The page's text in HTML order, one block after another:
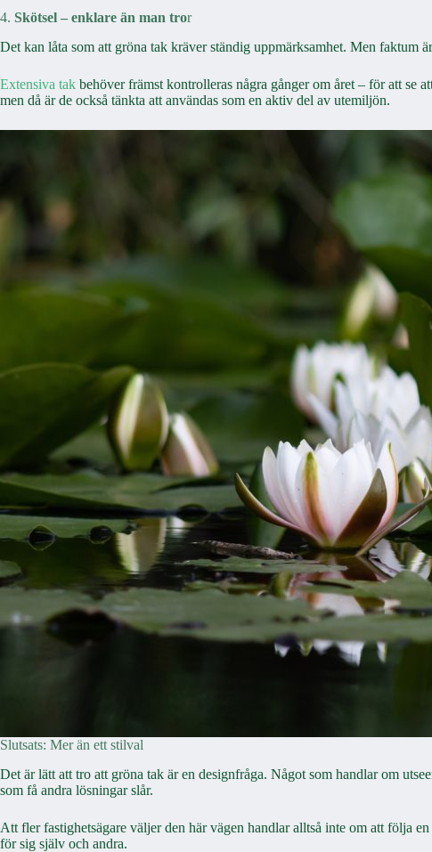
4. Skötsel – enklare än man tror
Det kan låta som att gröna tak kräver ständig uppmärksamhet. Men faktum
Extensiva tak behöver främst kontrolleras några gånger om året – för att se
men då är de också tänkta att användas som en aktiv del av utemiljön.
Slutsats: Mer än ett stilval
Det är lätt att tro att gröna tak är en designfråga. Något som handlar om
som få andra lösningar slår.
Att fler fastighetsägare väljer den här vägen handlar alltså inte om att följa
för sig själv och andra.